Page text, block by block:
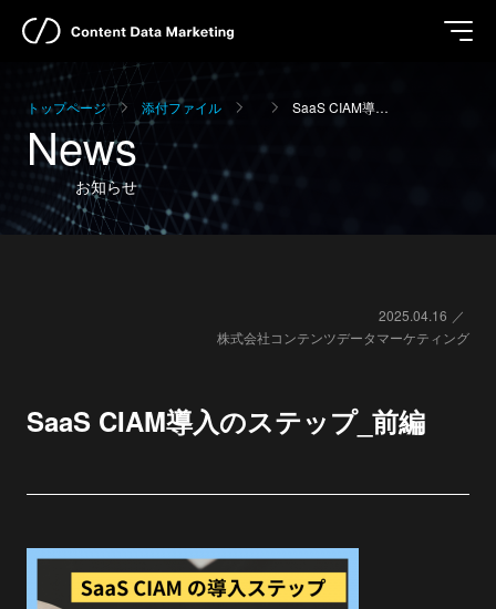
トップページ 添付ファイル SaaS CIAM導…
News
お知らせ
2025.04.16
株式会社コンテンツデータマーケティング
SaaS CIAM導入のステップ_前編